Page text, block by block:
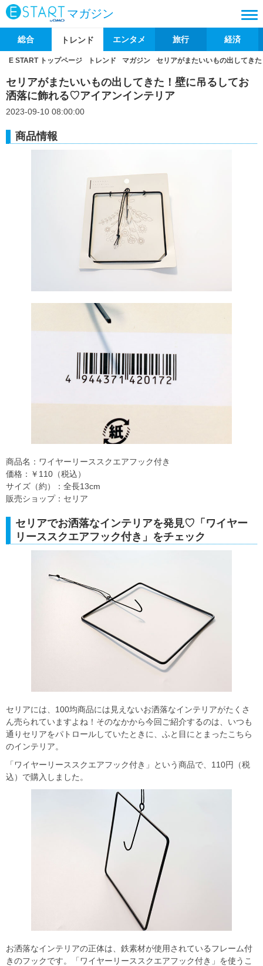
マガジン
総合 トレンド エンタメ 旅行 経済
E START トップページ トレンド マガジン セリアがまたいいもの出してき
セリアがまたいいもの出してきた！壁に吊るしてお
洒落に飾れる♡アイアンインテリア
2023-09-10 08:00:00
商品情報
商品名：ワイヤーリーススクエアフック付き
価格：￥110（税込）
サイズ（約）：全長13cm
販売ショップ：セリア
セリアでお洒落なインテリアを発見♡「ワイヤー
リーススクエアフック付き」をチェック
セリアには、100均商品には見えないお洒落なインテリアがたくさ
ん売られていますよね！そのなかから今回ご紹介するのは、いつも
通りセリアをパトロールしていたときに、ふと目にとまったこちら
のインテリア。
「ワイヤーリーススクエアフック付き」という商品で、110円（税
込）で購入しました。
お洒落なインテリアの正体は、鉄素材が使用されているフレーム付
きのフックです。「ワイヤーリーススクエアフック付き」を使うこ